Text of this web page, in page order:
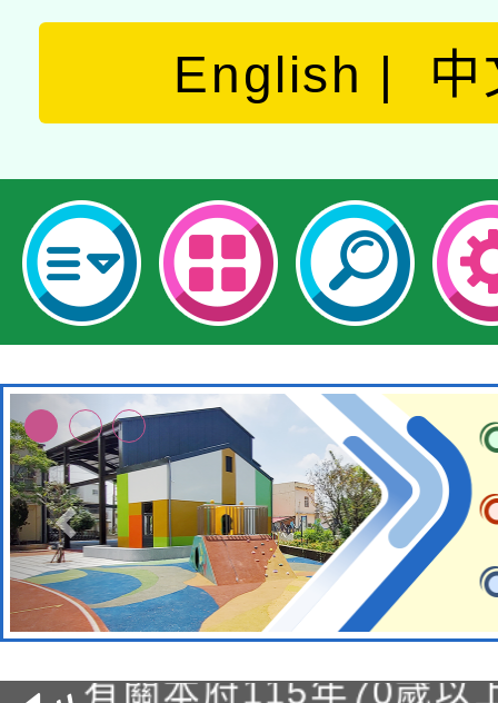
English 中
兒童少年暑期犯罪預防
答一案
有關本府115年70歲以